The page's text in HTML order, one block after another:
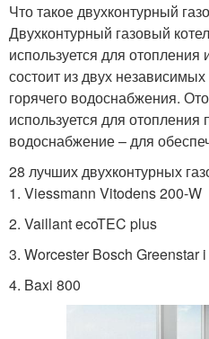
Что такое двухконтурный
Двухконтурный газовый
используется для
состоит из двух
горячего водоснабжения.
используется для
водоснабжение – для
28 лучших двухконтурных
1. Viessmann Vitodens 200-W
2. Vaillant ecoTEC plus
3. Worcester Bosch Greenstar i
4. Baxi 800